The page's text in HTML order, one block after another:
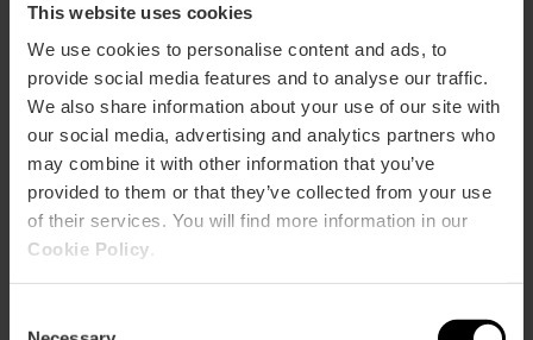
This website uses cookies
We use cookies to personalise content and ads, to
provide social media features and to analyse our traffic.
We also share information about your use of our site with
our social media, advertising and analytics partners who
may combine it with other information that you’ve
provided to them or that they’ve collected from your use
of their services. You will find more information in our
Cookie Policy
22/06/2026 - 20/09/2026